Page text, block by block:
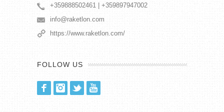
+359888502461 | +359897947002
info@raketlon.com
https://www.raketlon.com/
FOLLOW US
FacebookInstagram
Twitter